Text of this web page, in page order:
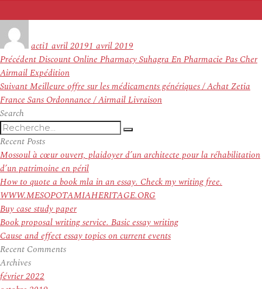
actile
1 avril 20191 avril 2019
Navigation
de
l’article
PrécédentArticle
précédent :
Discount Online Pharmacy Suhagra En Pharmacie Pas Cher
Airmail Expédition
SuivantArticle
suivant :
Meilleure offre sur les médicaments génériques / Achat Zetia
France Sans Ordonnance / Airmail Livraison
Search
Recherche
pour
:
Recherche
Recent Posts
Mossoul à cœur ouvert, plaidoyer d’un architecte pour la réhabilitation
d’un patrimoine en péril
How to quote a book mla in an essay. Check my writing free.
WWW.MESOPOTAMIAHERITAGE.ORG
Buy case study paper
Book proposal writing service. Basic essay writing
Cause and effect essay topics on current events
Recent Comments
Archives
février 2022